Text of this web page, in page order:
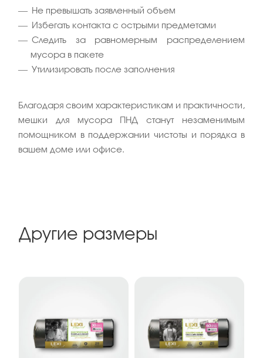
Не превышать заявленный объем
Избегать контакта с острыми предметами
Следить за равномерным распределением
мусора в пакете
Утилизировать после заполнения
Благодаря своим характеристикам и практичности,
мешки для мусора ПНД станут незаменимым
помощником в поддержании чистоты и порядка в
вашем доме или офисе.
Другие размеры